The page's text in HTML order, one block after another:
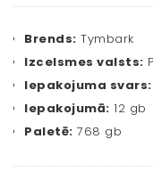
Brends: Tymbark
Izcelsmes valsts:
Iepakojuma svars:
Iepakojumā: 12 gb
Paletē: 768 gb